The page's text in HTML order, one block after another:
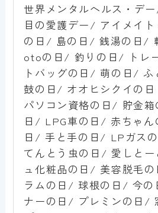
世界メンタルヘルス・デ
目の愛護デー/ アイメイ
の日/ 島の日/ 銭湯の日/
otoの日/ 釣りの日/ トレ
トバッグの日/ 萌の日/
鼓の日/ オオヒシクイの
パソコン資格の日/ 貯金
日/ LPG車の日/ 赤ちゃん
日/ 手と手の日/ LPガス
てんとう虫の日/ 愛しと
ュ化粧品の日/ 美容脱毛
ラムの日/ 球根の日/ 今の
ナーの日/ プレミンの日/